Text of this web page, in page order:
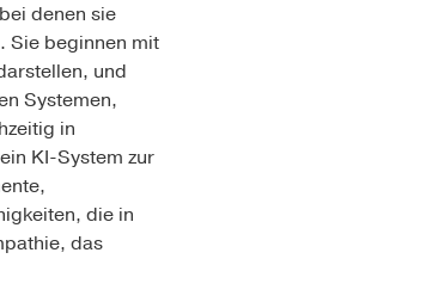
denen sie
Sie beginnen mit
und
Systemen,
in
KI-System zur
die in
das